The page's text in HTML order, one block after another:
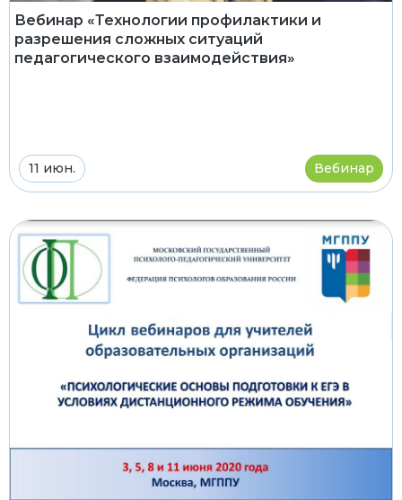
Вебинар «Технологии профилактики и
разрешения сложных ситуаций
педагогического взаимодействия»
11 июн. Вебинар